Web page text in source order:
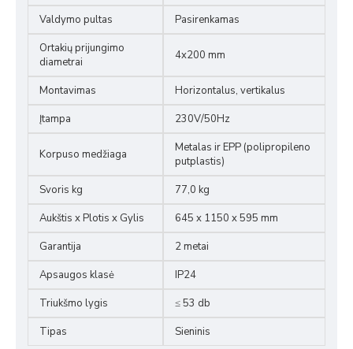
Valdymo pultas
Pasirenkamas
Ortakių prijungimo
diametrai
4x200 mm
Montavimas
Horizontalus, vertikalus
Įtampa
230V/50Hz
Korpuso medžiaga
Metalas ir EPP (polipropileno
putplastis)
Svoris kg
77,0 kg
Aukštis x Plotis x Gylis
645 x 1150 x 595 mm
Garantija
2 metai
Apsaugos klasė
IP24
Triukšmo lygis
≤ 53 db
Tipas
Sieninis